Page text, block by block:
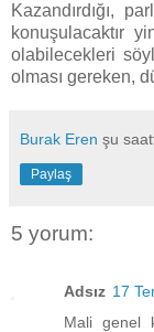
Kazandırdığı,
konuşulacaktır
olabilecekleri
olması gereken,
Burak Eren şu
Paylaş
5 yorum:
Adsız 17
Mali genel